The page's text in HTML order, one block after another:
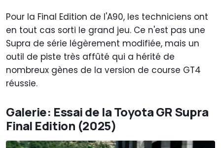
Pour la Final Edition de l'A90, les techniciens ont
en tout cas sorti le grand jeu. Ce n'est pas une
Supra de série légèrement modifiée, mais un
outil de piste très affûté qui a hérité de
nombreux gènes de la version de course GT4
réussie.
Galerie: Essai de la Toyota GR Supra
Final Edition (2025)